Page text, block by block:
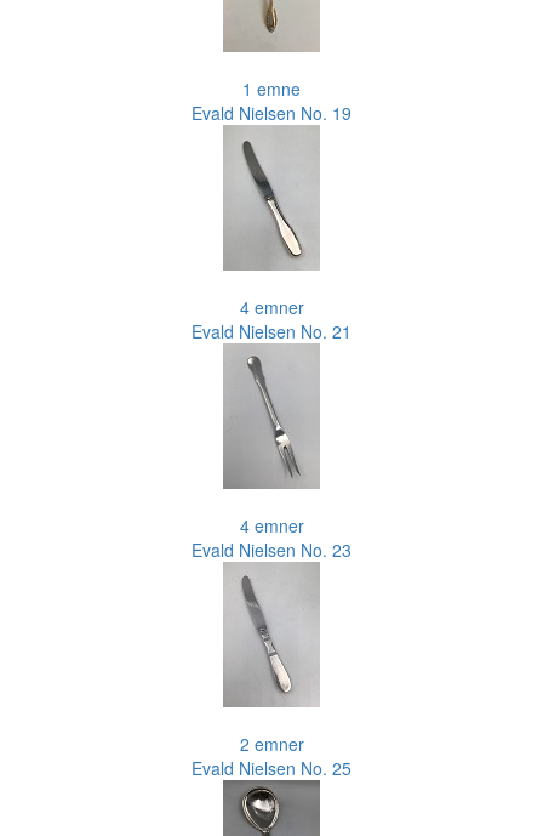
1 emne
Evald Nielsen No. 19
4 emner
Evald Nielsen No. 21
4 emner
Evald Nielsen No. 23
2 emner
Evald Nielsen No. 25